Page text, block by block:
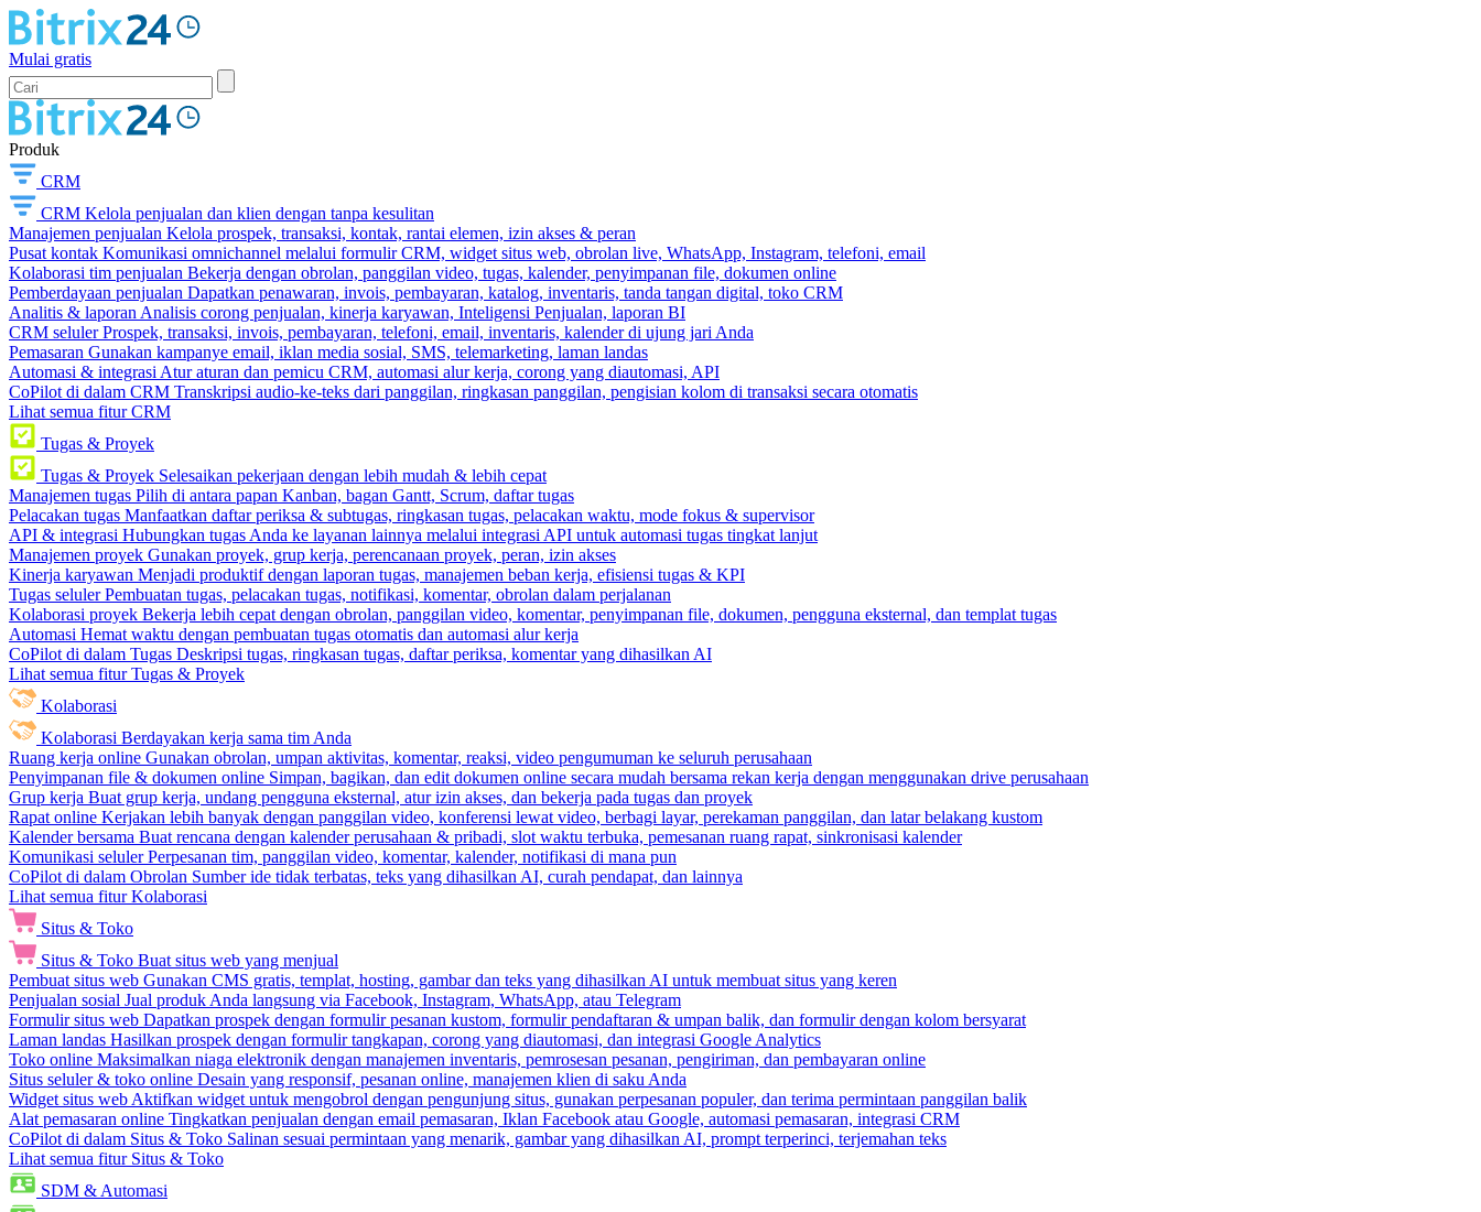
Mulai gratis
Produk
CRM
CRM Kelola penjualan dan klien dengan tanpa kesulitan
Manajemen penjualan Kelola prospek, transaksi, kontak, rantai elemen, izin akses & peran
Pusat kontak Komunikasi omnichannel melalui formulir CRM, widget situs web, obrolan live, WhatsApp, Instagram, telefoni, email
Kolaborasi tim penjualan Bekerja dengan obrolan, panggilan video, tugas, kalender, penyimpanan file, dokumen online
Pemberdayaan penjualan Dapatkan penawaran, invois, pembayaran, katalog, inventaris, tanda tangan digital, toko CRM
Analitis & laporan Analisis corong penjualan, kinerja karyawan, Inteligensi Penjualan, laporan BI
CRM seluler Prospek, transaksi, invois, pembayaran, telefoni, email, inventaris, kalender di ujung jari Anda
Pemasaran Gunakan kampanye email, iklan media sosial, SMS, telemarketing, laman landas
Automasi & integrasi Atur aturan dan pemicu CRM, automasi alur kerja, corong yang diautomasi, API
CoPilot di dalam CRM Transkripsi audio-ke-teks dari panggilan, ringkasan panggilan, pengisian kolom di transaksi secara otomatis
Lihat semua fitur CRM
Tugas & Proyek
Tugas & Proyek Selesaikan pekerjaan dengan lebih mudah & lebih cepat
Manajemen tugas Pilih di antara papan Kanban, bagan Gantt, Scrum, daftar tugas
Pelacakan tugas Manfaatkan daftar periksa & subtugas, ringkasan tugas, pelacakan waktu, mode fokus & supervisor
API & integrasi Hubungkan tugas Anda ke layanan lainnya melalui integrasi API untuk automasi tugas tingkat lanjut
Manajemen proyek Gunakan proyek, grup kerja, perencanaan proyek, peran, izin akses
Kinerja karyawan Menjadi produktif dengan laporan tugas, manajemen beban kerja, efisiensi tugas & KPI
Tugas seluler Pembuatan tugas, pelacakan tugas, notifikasi, komentar, obrolan dalam perjalanan
Kolaborasi proyek Bekerja lebih cepat dengan obrolan, panggilan video, komentar, penyimpanan file, dokumen, pengguna eksternal, dan templat tugas
Automasi Hemat waktu dengan pembuatan tugas otomatis dan automasi alur kerja
CoPilot di dalam Tugas Deskripsi tugas, ringkasan tugas, daftar periksa, komentar yang dihasilkan AI
Lihat semua fitur Tugas & Proyek
Kolaborasi
Kolaborasi Berdayakan kerja sama tim Anda
Ruang kerja online Gunakan obrolan, umpan aktivitas, komentar, reaksi, video pengumuman ke seluruh perusahaan
Penyimpanan file & dokumen online Simpan, bagikan, dan edit dokumen online secara mudah bersama rekan kerja dengan menggunakan drive perusahaan
Grup kerja Buat grup kerja, undang pengguna eksternal, atur izin akses, dan bekerja pada tugas dan proyek
Rapat online Kerjakan lebih banyak dengan panggilan video, konferensi lewat video, berbagi layar, perekaman panggilan, dan latar belakang kustom
Kalender bersama Buat rencana dengan kalender perusahaan & pribadi, slot waktu terbuka, pemesanan ruang rapat, sinkronisasi kalender
Komunikasi seluler Perpesanan tim, panggilan video, komentar, kalender, notifikasi di mana pun
CoPilot di dalam Obrolan Sumber ide tidak terbatas, teks yang dihasilkan AI, curah pendapat, dan lainnya
Lihat semua fitur Kolaborasi
Situs & Toko
Situs & Toko Buat situs web yang menjual
Pembuat situs web Gunakan CMS gratis, templat, hosting, gambar dan teks yang dihasilkan AI untuk membuat situs yang keren
Penjualan sosial Jual produk Anda langsung via Facebook, Instagram, WhatsApp, atau Telegram
Formulir situs web Dapatkan prospek dengan formulir pesanan kustom, formulir pendaftaran & umpan balik, dan formulir dengan kolom bersyarat
Laman landas Hasilkan prospek dengan formulir tangkapan, corong yang diautomasi, dan integrasi Google Analytics
Toko online Maksimalkan niaga elektronik dengan manajemen inventaris, pemrosesan pesanan, pengiriman, dan pembayaran online
Situs seluler & toko online Desain yang responsif, pesanan online, manajemen klien di saku Anda
Widget situs web Aktifkan widget untuk mengobrol dengan pengunjung situs, gunakan perpesanan populer, dan terima permintaan panggilan balik
Alat pemasaran online Tingkatkan penjualan dengan email pemasaran, Iklan Facebook atau Google, automasi pemasaran, integrasi CRM
CoPilot di dalam Situs & Toko Salinan sesuai permintaan yang menarik, gambar yang dihasilkan AI, prompt terperinci, terjemahan teks
Lihat semua fitur Situs & Toko
SDM & Automasi